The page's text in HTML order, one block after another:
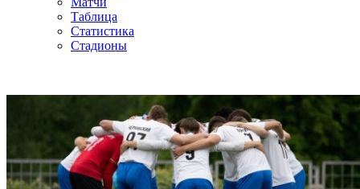
Таблица
Статистика
Стадионы